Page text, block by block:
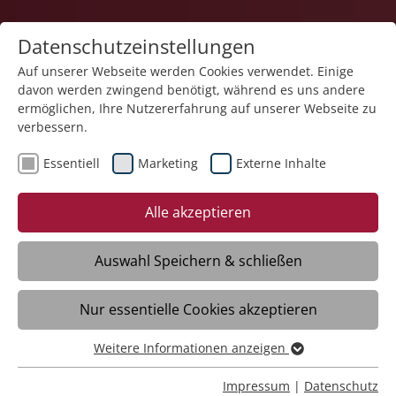
Pflege
Haus der Pflege St. Wunibald
Scheer
Datenschutzeinstellungen
Auf unserer Webseite werden Cookies verwendet. Einige
davon werden zwingend benötigt, während es uns andere
ermöglichen, Ihre Nutzererfahrung auf unserer Webseite zu
verbessern.
Essentiell Marketing Externe Inhalte
Alle akzeptieren
Auswahl Speichern & schließen
Nur essentielle Cookies akzeptieren
Essentiell
Essentielle Cookies werden für grundlegende Funktionen
Weitere Informationen anzeigen
Impressum | Datenschutz